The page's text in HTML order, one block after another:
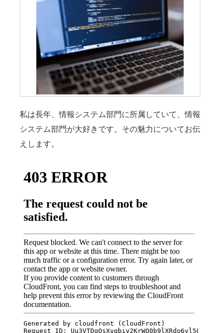
私は長年、情報システム部門に所属していて、情報
システム部門が大好きです。その魅力についてお伝
えします。